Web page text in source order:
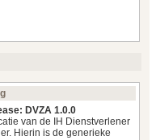
DVZA 1.0.0
van de IH Dienstverlener
Hierin is de generieke